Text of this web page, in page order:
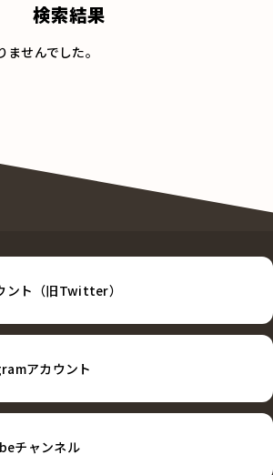
検索結果
せんでした。
ント（旧Twitter）
アカウント
チャンネル